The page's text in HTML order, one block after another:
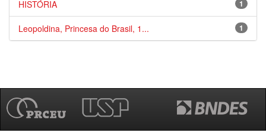
1
HISTÓRIA
1
Leopoldina, Princesa do Brasil, 1...